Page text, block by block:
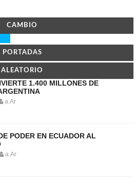
CAMBIO
PORTADAS
ALEATORIO
1.400 MILLONES DE
a.Ar
PODER EN ECUADOR AL
a.Ar